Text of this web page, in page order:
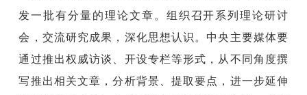
发一批有分量的理论文章。组织召开系列理论研讨
会，交流研究成果，深化思想认识。中央主要媒体要
通过推出权威访谈、开设专栏等形式，从不同角度撰
写推出相关文章，分析背景、提取要点，进一步延伸